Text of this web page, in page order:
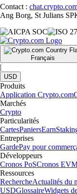
Contact :
Ang Borg, St Julians
Français
|
USD
Produits
Application Crypto.com
Marchés
Crypto
Particularités
CartesPaniersEarn
Entreprises
GardePay pour
Développeurs
Cronos PoSCronos
Ressources
RechercheActualités du
USDGlossaireWidgets